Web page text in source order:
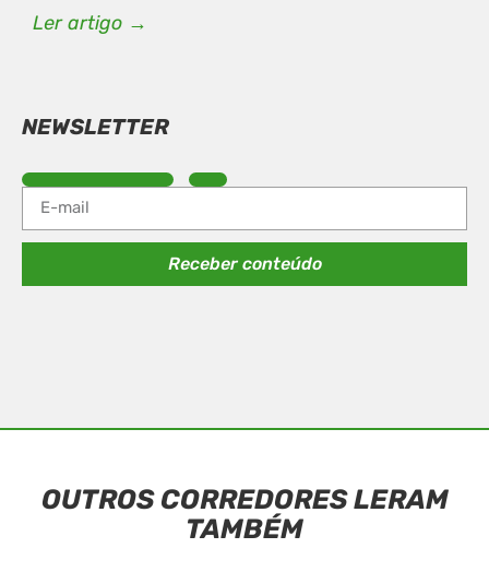
Ler artigo →
NEWSLETTER
Receber conteúdo
OUTROS CORREDORES LERAM
TAMBÉM